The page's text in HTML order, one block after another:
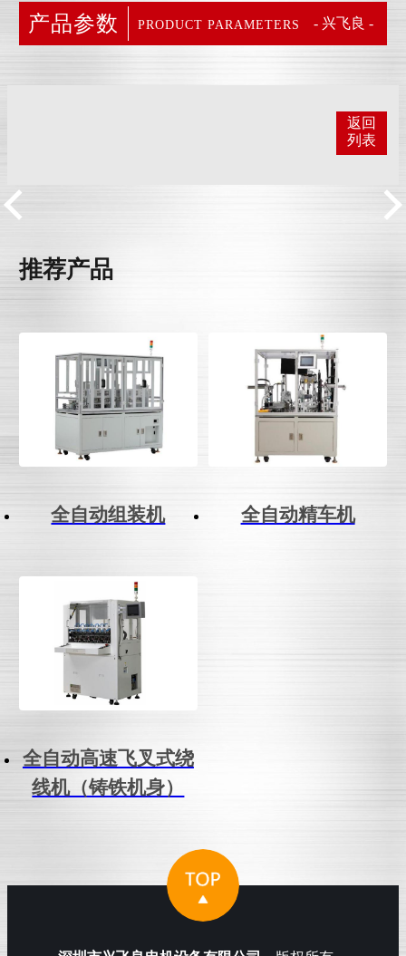
产品参数 PRODUCT PARAMETERS - 兴飞良 -
返回
列表
推荐产品
全自动组装机 全自动精车机
全自动高速飞叉式绕
线机（铸铁机身）